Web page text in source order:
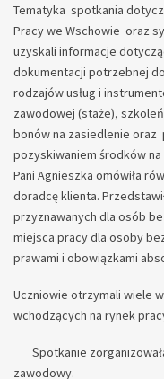
Tematyka spotkania
Pracy we Wschowie oraz
uzyskali informacje
dokumentacji potrzebnej
rodzajów usług i
zawodowej (staże),
bonów na zasiedlenie oraz
pozyskiwaniem środków
Pani Agnieszka omówiła
doradcę klienta.
przyznawanych dla osób
miejsca pracy dla osoby
prawami i obowiązkami
Uczniowie otrzymali wiele
wchodzących na rynek
Spotkanie
zawodowy.